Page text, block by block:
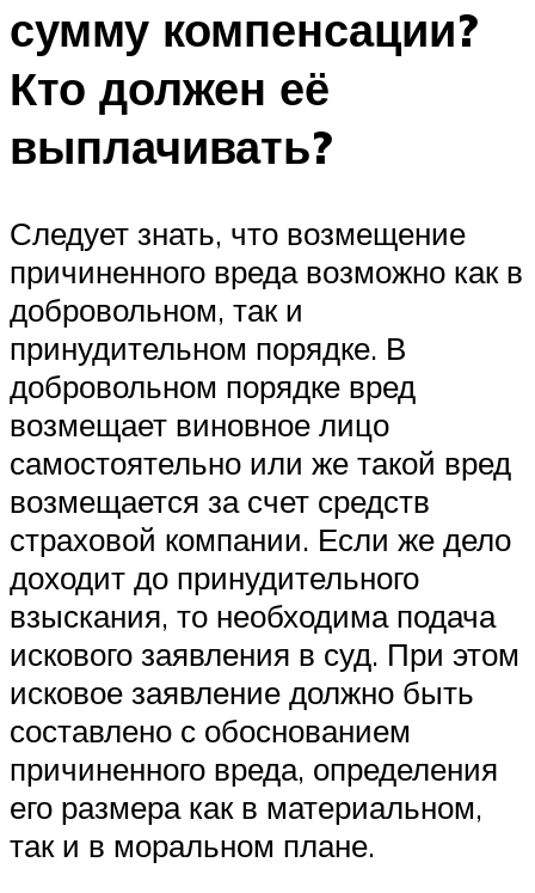
сумму компенсации?
Кто должен её
выплачивать?
Следует знать, что возмещение
причиненного вреда возможно как в
добровольном, так и
принудительном порядке. В
добровольном порядке вред
возмещает виновное лицо
самостоятельно или же такой вред
возмещается за счет средств
страховой компании. Если же дело
доходит до принудительного
взыскания, то необходима подача
искового заявления в суд. При этом
исковое заявление должно быть
составлено с обоснованием
причиненного вреда, определения
его размера как в материальном,
так и в моральном плане.